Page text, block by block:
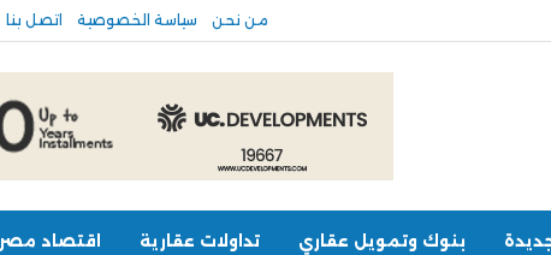
من نحن سياسة الخصوصية اتصل بنا
بنوك وتمويل عقاري تداولات عقارية اقتصاد مصر